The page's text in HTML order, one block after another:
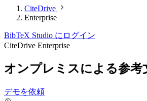
CiteDrive
Enterprise
BibTeX Studio にログイン
CiteDrive Enterprise
オンプレミスによる参考
デモを依頼